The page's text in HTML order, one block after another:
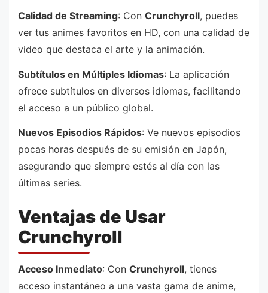
Calidad de Streaming: Con Crunchyroll, puedes
ver tus animes favoritos en HD, con una calidad de
video que destaca el arte y la animación.
Subtítulos en Múltiples Idiomas: La aplicación
ofrece subtítulos en diversos idiomas, facilitando
el acceso a un público global.
Nuevos Episodios Rápidos: Ve nuevos episodios
pocas horas después de su emisión en Japón,
asegurando que siempre estés al día con las
últimas series.
Ventajas de Usar
Crunchyroll
Acceso Inmediato: Con Crunchyroll, tienes
acceso instantáneo a una vasta gama de anime,